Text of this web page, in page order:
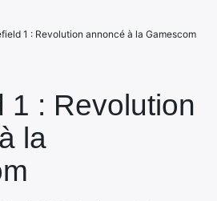
1 : Revolution
la
1 : Revolution annoncé à la Gamescom